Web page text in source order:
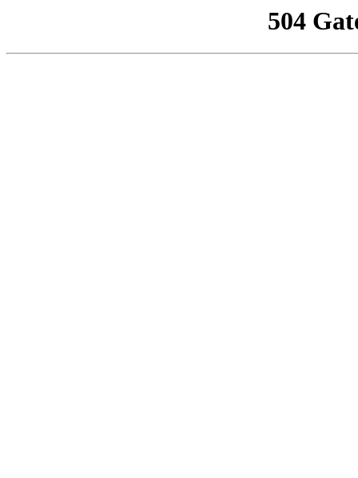
504